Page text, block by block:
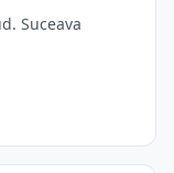
Suceava